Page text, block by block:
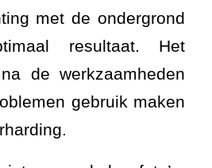
met de ondergrond
resultaat. Het
de werkzaamheden
gebruik maken